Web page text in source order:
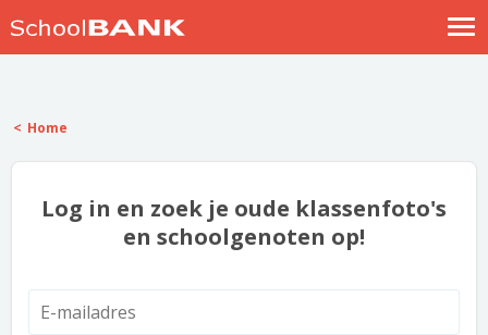
Help
Home
Log in en zoek je oude klassenfoto's
en schoolgenoten op!